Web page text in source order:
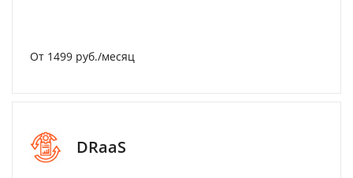
От 1499 руб./месяц
DRaaS